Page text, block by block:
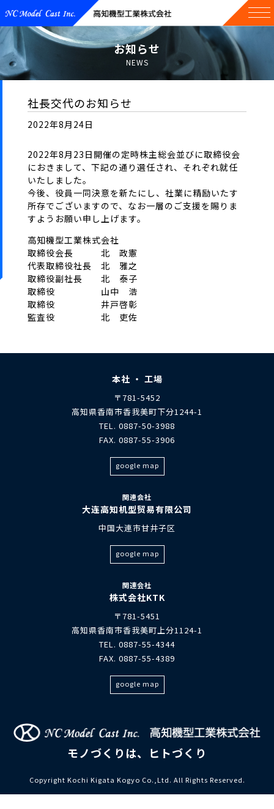
お知らせ
NEWS
社長交代のお知らせ
2022年8月24日
2022年8月23日開催の定時株主総会並びに取締役会
におきまして、下記の通り選任され、それぞれ就任
いたしました。
今後、役員一同決意を新たにし、社業に精励いたす
所存でございますので、なお一層のご支援を賜りま
すようお願い申し上げます。
高知機型工業株式会社
取締役会長 北 政憲
代表取締役社長 北 雅之
取締役副社長 北 泰子
取締役 山中 浩
取締役 井戸啓彰
監査役 北 吏佐
本社 ・ 工場
〒781-5452
高知県香南市香我美町下分1244-1
TEL. 0887-50-3988
FAX. 0887-55-3906
google map
関連会社
大连高知机型贸易有限公司
中国大連市甘井子区
google map
関連会社
株式会社KTK
〒781-5451
高知県香南市香我美町上分1124-1
TEL. 0887-55-4344
FAX. 0887-55-4389
google map
モノづくりは、ヒトづくり
Copyright Kochi Kigata Kogyo Co.,Ltd. All Rights Reserved.